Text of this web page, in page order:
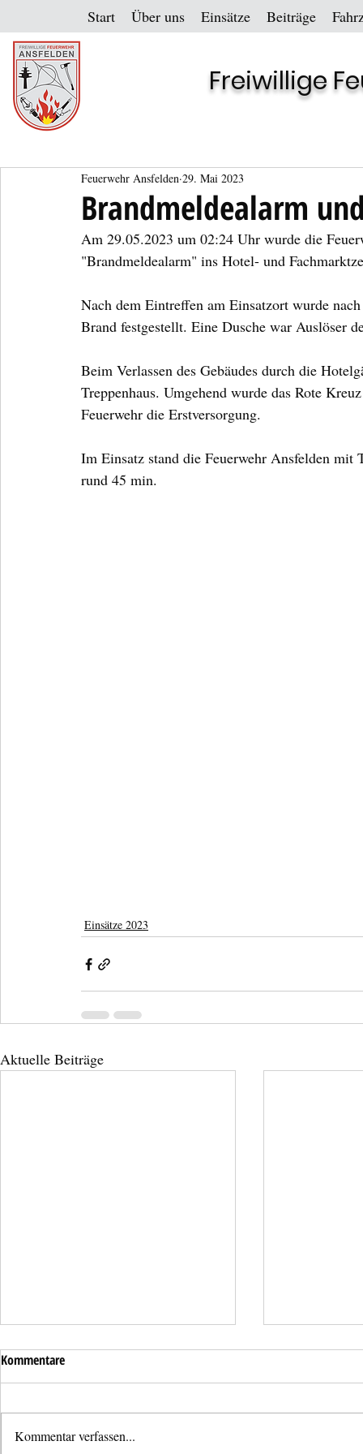
Start Über uns Einsätze Beiträge
Freiwillige
Brandmeldealarm
Feuerwehr Ansfelden 29. Mai 2023
Am 29.05.2023 um 02:24 Uhr wurde die
"Brandmeldealarm" ins Hotel- und
Nach dem Eintreffen am Einsatzort wurde
Brand festgestellt. Eine Dusche war Auslöser
Beim Verlassen des Gebäudes durch die
Treppenhaus. Umgehend wurde das Rote
Feuerwehr die Erstversorgung.
Im Einsatz stand die Feuerwehr Ansfelden
rund 45 min.
Einsätze 2023
Aktuelle Beiträge
Kommentare
Kommentar verfassen...